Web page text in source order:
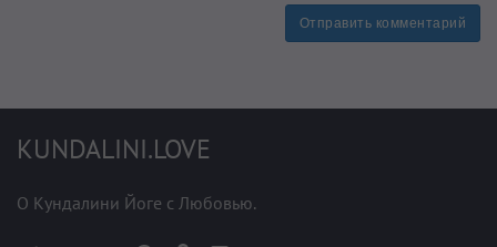
Отправить комментарий
KUNDALINI.LOVE
О Кундалини Йоге с Любовью.